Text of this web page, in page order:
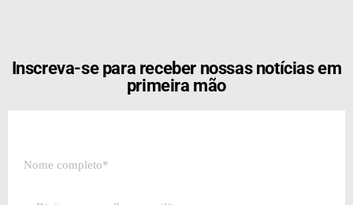
Inscreva-se para receber nossas notícias em
primeira mão